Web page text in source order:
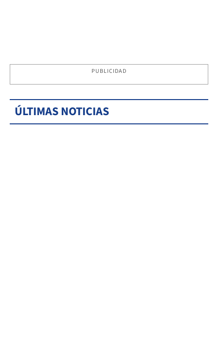
PUBLICIDAD
ÚLTIMAS NOTICIAS